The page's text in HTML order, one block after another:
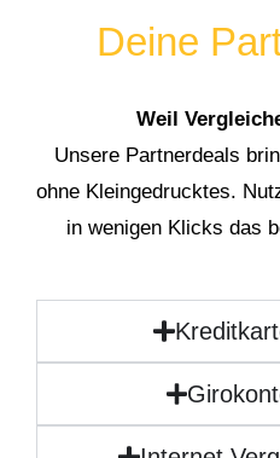
Deine
Weil
Unsere Partnerdeals
ohne Kleingedrucktes.
in wenigen Klicks das